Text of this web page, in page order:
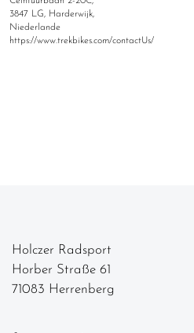
3847 LG, Harderwijk,
Niederlande
https://www.trekbikes.com/contactUs/
Holczer Radsport
Horber Straße 61
71083 Herrenberg